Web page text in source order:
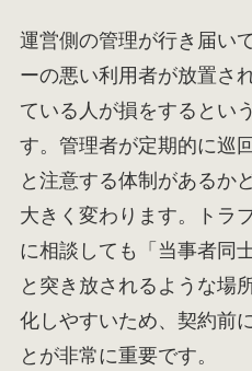
運営側の管理が行き届い
ーの悪い利用者が放置さ
ている人が損をするとい
す。管理者が定期的に巡
と注意する体制があるか
大きく変わります。トラ
に相談しても「当事者同
と突き放されるような場
化しやすいため、契約前
とが非常に重要です。